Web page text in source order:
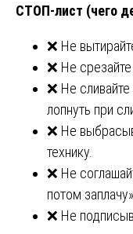
СТОП-лист (чего
❌ Не
❌ Не
❌ Не
лопнуть при
❌ Не
технику.
❌ Не
потом
❌ Не